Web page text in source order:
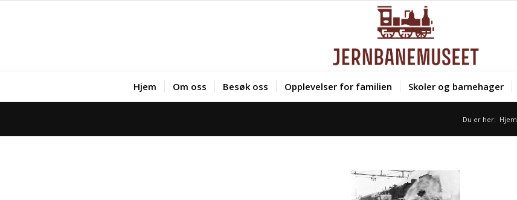
Hjem Om oss Besøk oss Opplevelser for familien Skoler og barnehager
Du er her: Hjem